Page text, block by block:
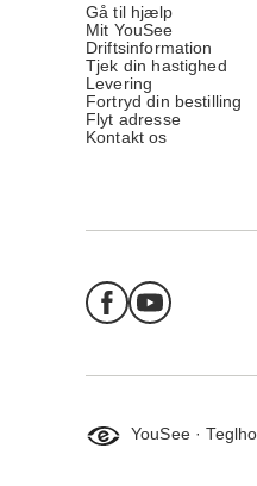
Gå til hjælp
Mit YouSee
Driftsinformation
Tjek din hastighed
Levering
Fortryd din bestilling
Flyt adresse
Kontakt os
YouSee ·